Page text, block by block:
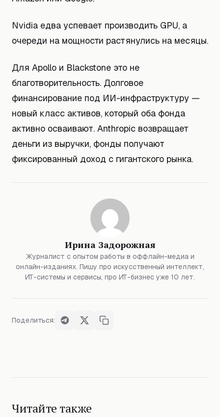
Nvidia едва успевает производить GPU, а
очереди на мощности растянулись на месяцы.
Для Apollo и Blackstone это не
благотворительность. Долговое
финансирование под ИИ-инфраструктуру —
новый класс активов, который оба фонда
активно осваивают. Anthropic возвращает
деньги из выручки, фонды получают
фиксированный доход с гигантского рынка.
Ирина Задорожная
Журналист с опытом работы в оффлайн-медиа и
онлайн-изданиях. Пишу про искусственный интеллект,
ИТ-системы и сервисы, про ИТ-бизнес уже 10 лет.
Поделиться:
Читайте также